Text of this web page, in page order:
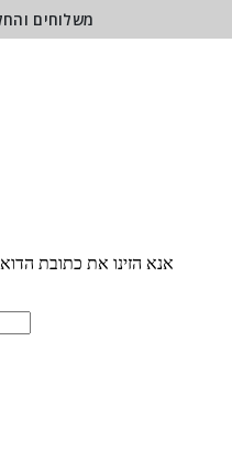
אנא הזינו את כתובת
משלוחים